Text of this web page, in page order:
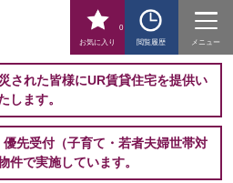
お気に入り
0
閲覧履歴
メニュー
された皆様にUR賃貸住宅を提供い
します。
先受付（子育て・若者夫婦世帯対
件で実施しています。